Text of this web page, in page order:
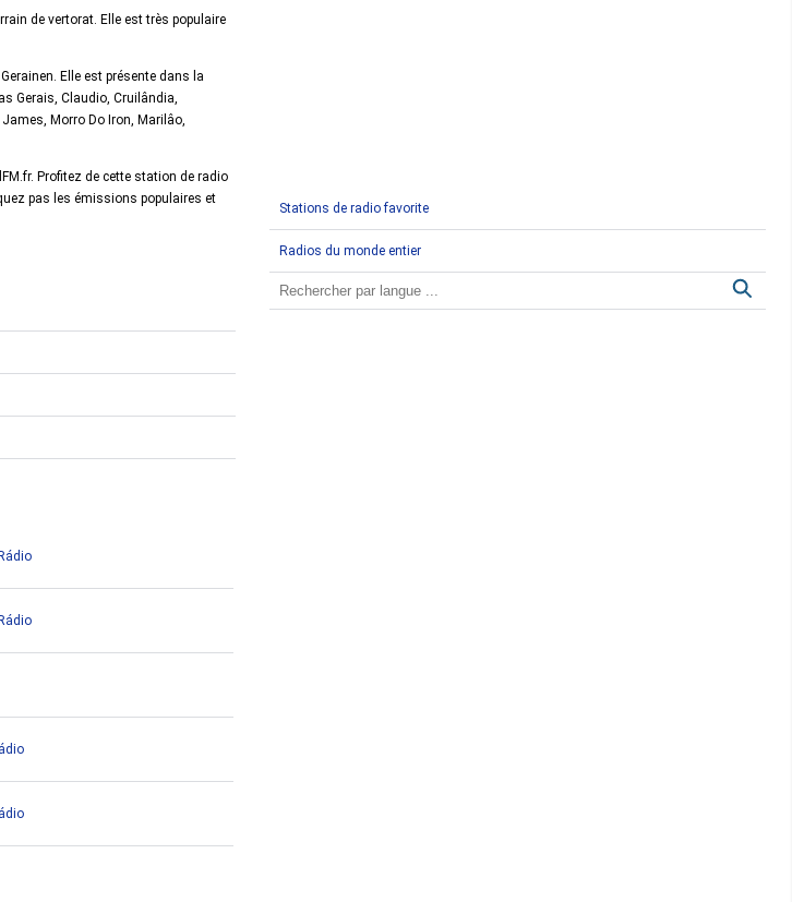
de vertorat. Elle est très populaire
Elle est présente dans la
Gerais, Claudio, Cruilândia,
Morro Do Iron, Marilâo,
Profitez de cette station de radio
pas les émissions populaires et
Egypte
Stations de radio favorite
Radios du monde entier